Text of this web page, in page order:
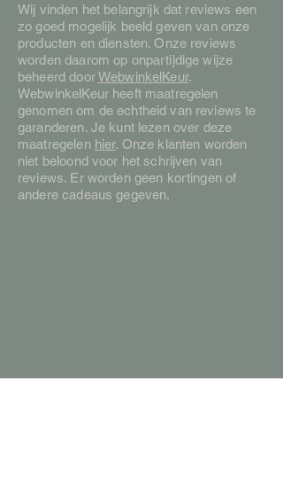
Wij vinden het belangrijk dat reviews een
zo goed mogelijk beeld geven van onze
producten en diensten. Onze reviews
worden daarom op onpartijdige wijze
beheerd doorWebwinkelKeur.
WebwinkelKeur heeft maatregelen
genomen om de echtheid van reviews te
garanderen. Je kunt lezen over deze
maatregelen hier. Onze klanten worden
niet beloond voor het schrijven van
reviews. Er worden geen kortingen of
andere cadeaus gegeven.